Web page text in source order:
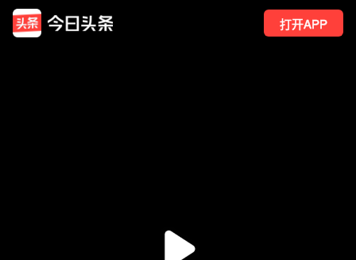
打开APP